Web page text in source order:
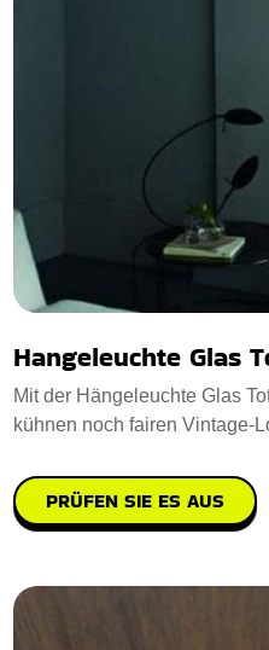
Hangeleuchte Glas
Mit der Hängeleuchte Glas
kühnen noch fairen Vintage-
PRÜFEN SIE ES AUS